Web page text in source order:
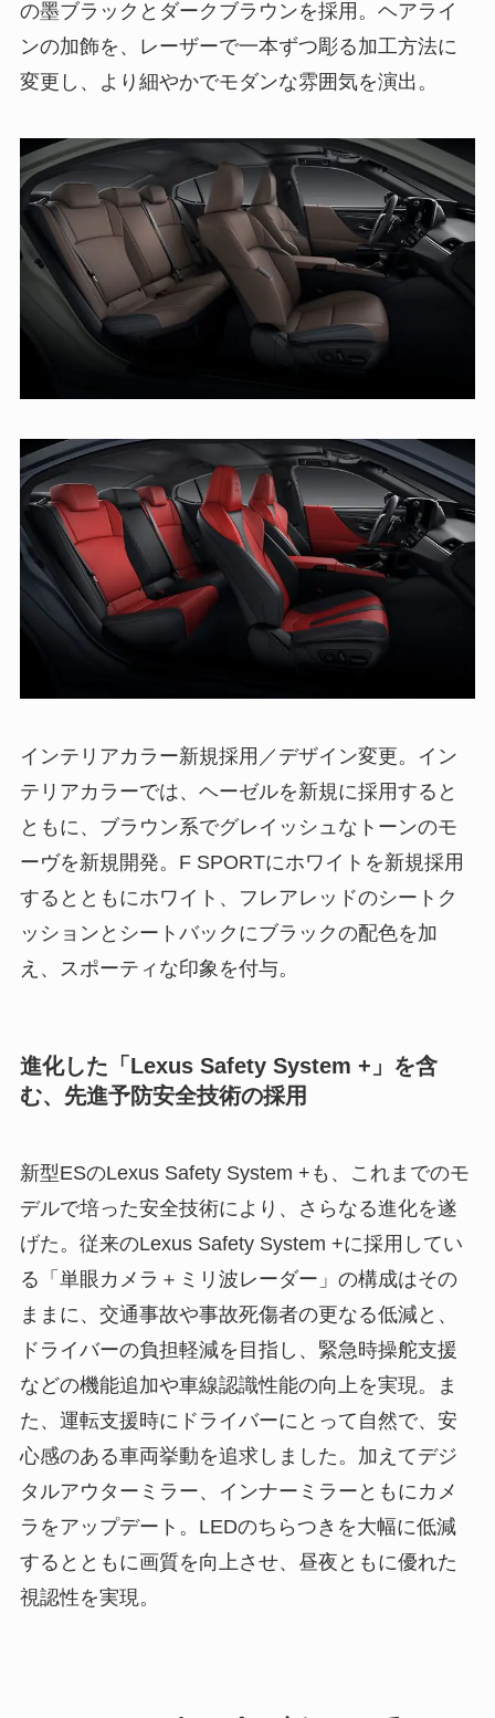
の墨ブラックとダークブラウンを採用。ヘアライ
ンの加飾を、レーザーで一本ずつ彫る加工方法に
変更し、より細やかでモダンな雰囲気を演出。
インテリアカラー新規採用／デザイン変更。イン
テリアカラーでは、ヘーゼルを新規に採用すると
ともに、ブラウン系でグレイッシュなトーンのモ
ーヴを新規開発。F SPORTにホワイトを新規採用
するとともにホワイト、フレアレッドのシートク
ッションとシートバックにブラックの配色を加
え、スポーティな印象を付与。
進化した「Lexus Safety System +」を含
む、先進予防安全技術の採用
新型ESのLexus Safety System +も、これまでのモ
デルで培った安全技術により、さらなる進化を遂
げた。従来のLexus Safety System +に採用してい
る「単眼カメラ＋ミリ波レーダー」の構成はその
ままに、交通事故や事故死傷者の更なる低減と、
ドライバーの負担軽減を目指し、緊急時操舵支援
などの機能追加や車線認識性能の向上を実現。ま
た、運転支援時にドライバーにとって自然で、安
心感のある車両挙動を追求しました。加えてデジ
タルアウターミラー、インナーミラーともにカメ
ラをアップデート。LEDのちらつきを大幅に低減
するとともに画質を向上させ、昼夜ともに優れた
視認性を実現。